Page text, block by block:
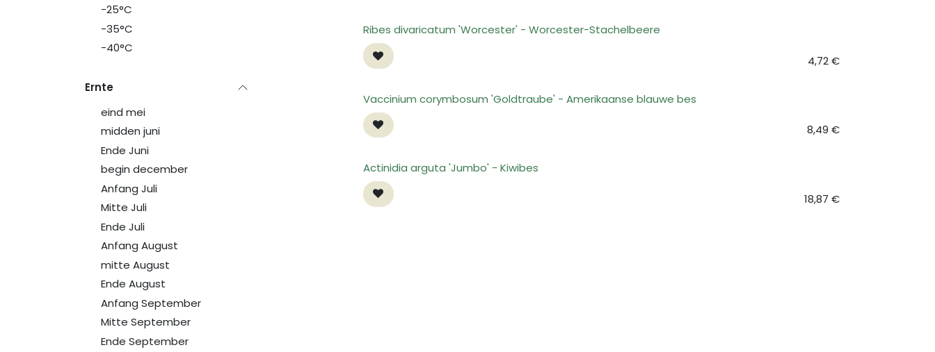
-25°C
-35°C
-40°C
Ernte
eind mei
midden juni
Ende Juni
begin december
Anfang Juli
Mitte Juli
Ende Juli
Anfang August
mitte August
Ende August
Anfang September
Mitte September
Ende September
Ribes divaricatum 'Worcester' - Worcester-Stachelbeere
4,72€
Vaccinium corymbosum 'Goldtraube' - Amerikaanse blauwe bes
8,49 €
Actinidia arguta 'Jumbo' - Kiwibes
18,87 €